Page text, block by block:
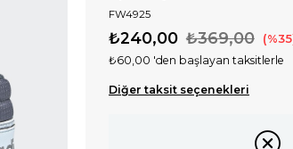
FW4925
₺369,00
₺240,00 35
₺60,00 'den başlayan taksitlerle
Diğer taksit seçenekleri